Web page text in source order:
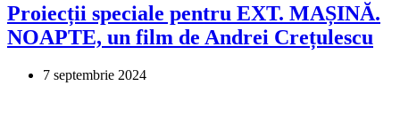
Proiecții speciale pentru EXT. MAȘINĂ.
NOAPTE, un film de Andrei Crețulescu
7 septembrie 2024